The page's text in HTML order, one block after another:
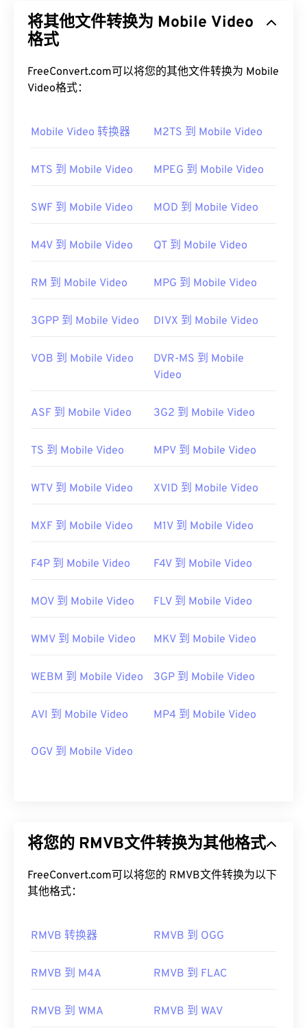
缩，这意味着它会根据多媒体内容片段的压缩难易程
度（例如动作多或动作少的场景）来调整带宽。
如何打开 RMVB 文件？
RMVB，因此 RealPlayer 已成为此类文件类型的默
持字幕、对白字幕和流媒体播放。
器和ALLPlayer，它们都是免费的。请记住，RMVB
而不是通过互联网进行流媒体播放。
首次发布：2010 年
https://www.realnetworks.com/
将其他文件转换为 Mobile Video
格式
FreeConvert.com可以将您的其他文件转换为 Mobile
Video格式：
Mobile Video 转换器 M2TS 到 Mobile Video
MTS 到 Mobile Video MPEG 到 Mobile Video
SWF 到 Mobile Video MOD 到 Mobile Video
M4V 到 Mobile Video QT 到 Mobile Video
RM 到 Mobile Video MPG 到 Mobile Video
3GPP 到 Mobile Video DIVX 到 Mobile Video
VOB 到 Mobile Video
DVR-MS 到 Mobile
Video
ASF 到 Mobile Video 3G2 到 Mobile Video
TS 到 Mobile Video MPV 到 Mobile Video
WTV 到 Mobile Video XVID 到 Mobile Video
MXF 到 Mobile Video M1V 到 Mobile Video
F4P 到 Mobile Video F4V 到 Mobile Video
MOV 到 Mobile Video FLV 到 Mobile Video
WMV 到 Mobile Video MKV 到 Mobile Video
WEBM 到 Mobile Video 3GP 到 Mobile Video
AVI 到 Mobile Video MP4 到 Mobile Video
OGV 到 Mobile Video
将您的 RMVB文件转换为其他格式
FreeConvert.com可以将您的 RMVB文件转换为以下
其他格式：
RMVB 转换器 RMVB 到 OGG
RMVB 到 M4A RMVB 到 FLAC
RMVB 到 WMA RMVB 到 WAV